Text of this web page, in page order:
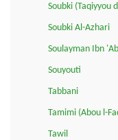
Soubki (Taqiyyou
Soubki Al-Azhari
Soulayman Ibn
Souyouti
Tabbani
Tamimi (Abou l-
Tawil